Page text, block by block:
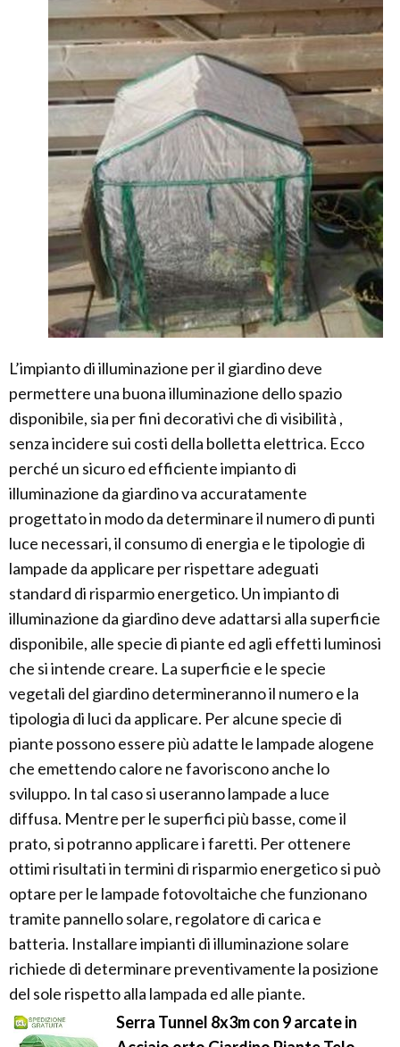
L’impianto di illuminazione per il giardino deve
permettere una buona illuminazione dello spazio
disponibile, sia per fini decorativi che di visibilità ,
senza incidere sui costi della bolletta elettrica. Ecco
perché un sicuro ed efficiente impianto di
illuminazione da giardino va accuratamente
progettato in modo da determinare il numero di punti
luce necessari, il consumo di energia e le tipologie di
lampade da applicare per rispettare adeguati
standard di risparmio energetico. Un impianto di
illuminazione da giardino deve adattarsi alla superficie
disponibile, alle specie di piante ed agli effetti luminosi
che si intende creare. La superficie e le specie
vegetali del giardino determineranno il numero e la
tipologia di luci da applicare. Per alcune specie di
piante possono essere più adatte le lampade alogene
che emettendo calore ne favoriscono anche lo
sviluppo. In tal caso si useranno lampade a luce
diffusa. Mentre per le superfici più basse, come il
prato, si potranno applicare i faretti. Per ottenere
ottimi risultati in termini di risparmio energetico si può
optare per le lampade fotovoltaiche che funzionano
tramite pannello solare, regolatore di carica e
batteria. Installare impianti di illuminazione solare
richiede di determinare preventivamente la posizione
del sole rispetto alla lampada ed alle piante.
Serra Tunnel 8x3m con 9 arcate in